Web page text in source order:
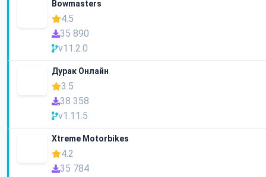
Bowmasters
4.5
35 890
v11.2.0
Дурак Онлайн
3.5
38 358
v1.11.5
Xtreme Motorbikes
4.2
35 784